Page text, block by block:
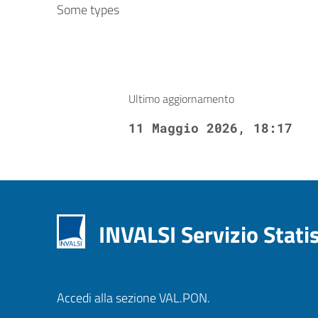
Some types
Ultimo aggiornamento
11 Maggio 2026, 18:17
INVALSI Servizio
Accedi alla sezione VAL.PON.